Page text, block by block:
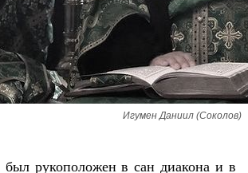
Игумен Даниил (Соколов)
рукоположен в сан диакона и в